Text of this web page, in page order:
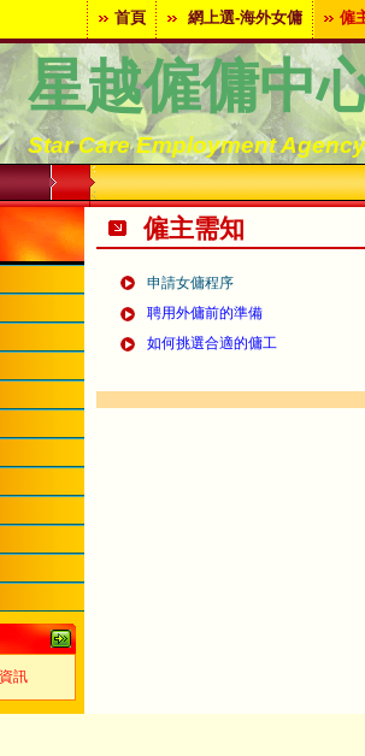
首頁 網上選-海外女傭 僱
星越僱傭中
Star Care Employment Agency
訊
僱主需知
申請女傭程序
聘用外傭前的準備
如何挑選合適的傭工